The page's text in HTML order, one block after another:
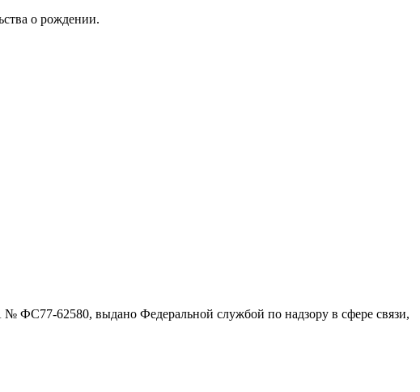
о рождении.
62580, выдано Федеральной службой по надзору в сфере связи,